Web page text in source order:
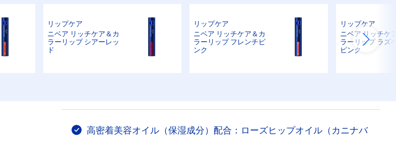
リップケア
ニベア リッチケア＆カ
ラーリップ シアーレッ
ド
リップケア
ニベア リッチケア＆カ
ラーリップ フレンチピ
ンク
リップケア
ニベア リッチケ
ラーリップ ラズ
ピンク
高密着美容オイル（保湿成分）配合：ローズヒップオイル（カニナバ